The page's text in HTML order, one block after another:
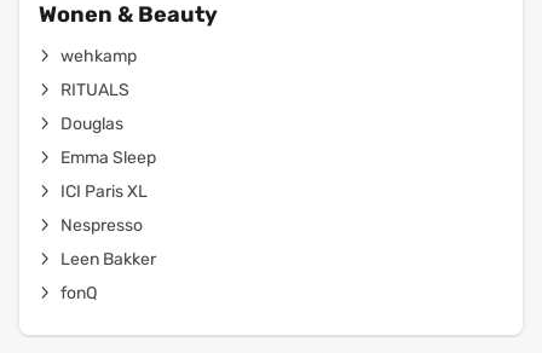
Wonen & Beauty
wehkamp
RITUALS
Douglas
Emma Sleep
ICI Paris XL
Nespresso
Leen Bakker
fonQ